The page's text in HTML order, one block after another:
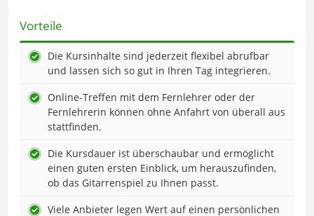
Vorteile
Die Kursinhalte sind jederzeit flexibel abrufbar
und lassen sich so gut in Ihren Tag integrieren.
Online-Treffen mit dem Fernlehrer oder der
Fernlehrerin können ohne Anfahrt von überall aus
stattfinden.
Die Kursdauer ist überschaubar und ermöglicht
einen guten ersten Einblick, um herauszufinden,
ob das Gitarrenspiel zu Ihnen passt.
Viele Anbieter legen Wert auf einen persönlichen